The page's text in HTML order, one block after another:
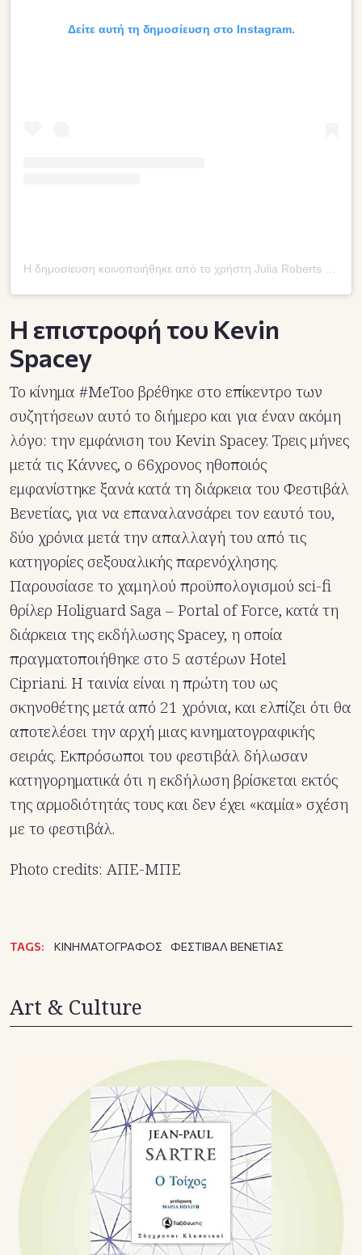
Δείτε αυτή τη δημοσίευση στο Instagram.
Η δημοσίευση κοινοποιήθηκε από το χρήστη Julia Roberts (@juliaroberts)
Η επιστροφή του Kevin
Spacey
To κίνημα #MeToo βρέθηκε στο επίκεντρο των
συζητήσεων αυτό το διήμερο και για έναν ακόμη
λόγο: την εμφάνιση του Kevin Spacey. Τρεις μήνες
μετά τις Κάννες, o 66χρονος ηθοποιός
εμφανίστηκε ξανά κατά τη διάρκεια του Φεστιβάλ
Βενετίας, για να επαναλανσάρει τον εαυτό του,
δύο χρόνια μετά την απαλλαγή του από τις
κατηγορίες σεξουαλικής παρενόχλησης.
Παρουσίασε το χαμηλού προϋπολογισμού sci-fi
θρίλερ Holiguard Saga – Portal of Force, κατά τη
διάρκεια της εκδήλωσης Spacey, η οποία
πραγματοποιήθηκε στο 5 αστέρων Hotel
Cipriani. Η ταινία είναι η πρώτη του ως
σκηνοθέτης μετά από 21 χρόνια, και ελπίζει ότι θα
αποτελέσει την αρχή μιας κινηματογραφικής
σειράς. Εκπρόσωποι του φεστιβάλ δήλωσαν
κατηγορηματικά ότι η εκδήλωση βρίσκεται εκτός
της αρμοδιότητάς τους και δεν έχει «καμία» σχέση
με το φεστιβάλ.
Photo credits: ΑΠΕ-ΜΠΕ
TAGS: ΚΙΝΗΜΑΤΟΓΡΑΦΟΣ ΦΕΣΤΙΒΑΛ ΒΕΝΕΤΙΑΣ
Art & Culture